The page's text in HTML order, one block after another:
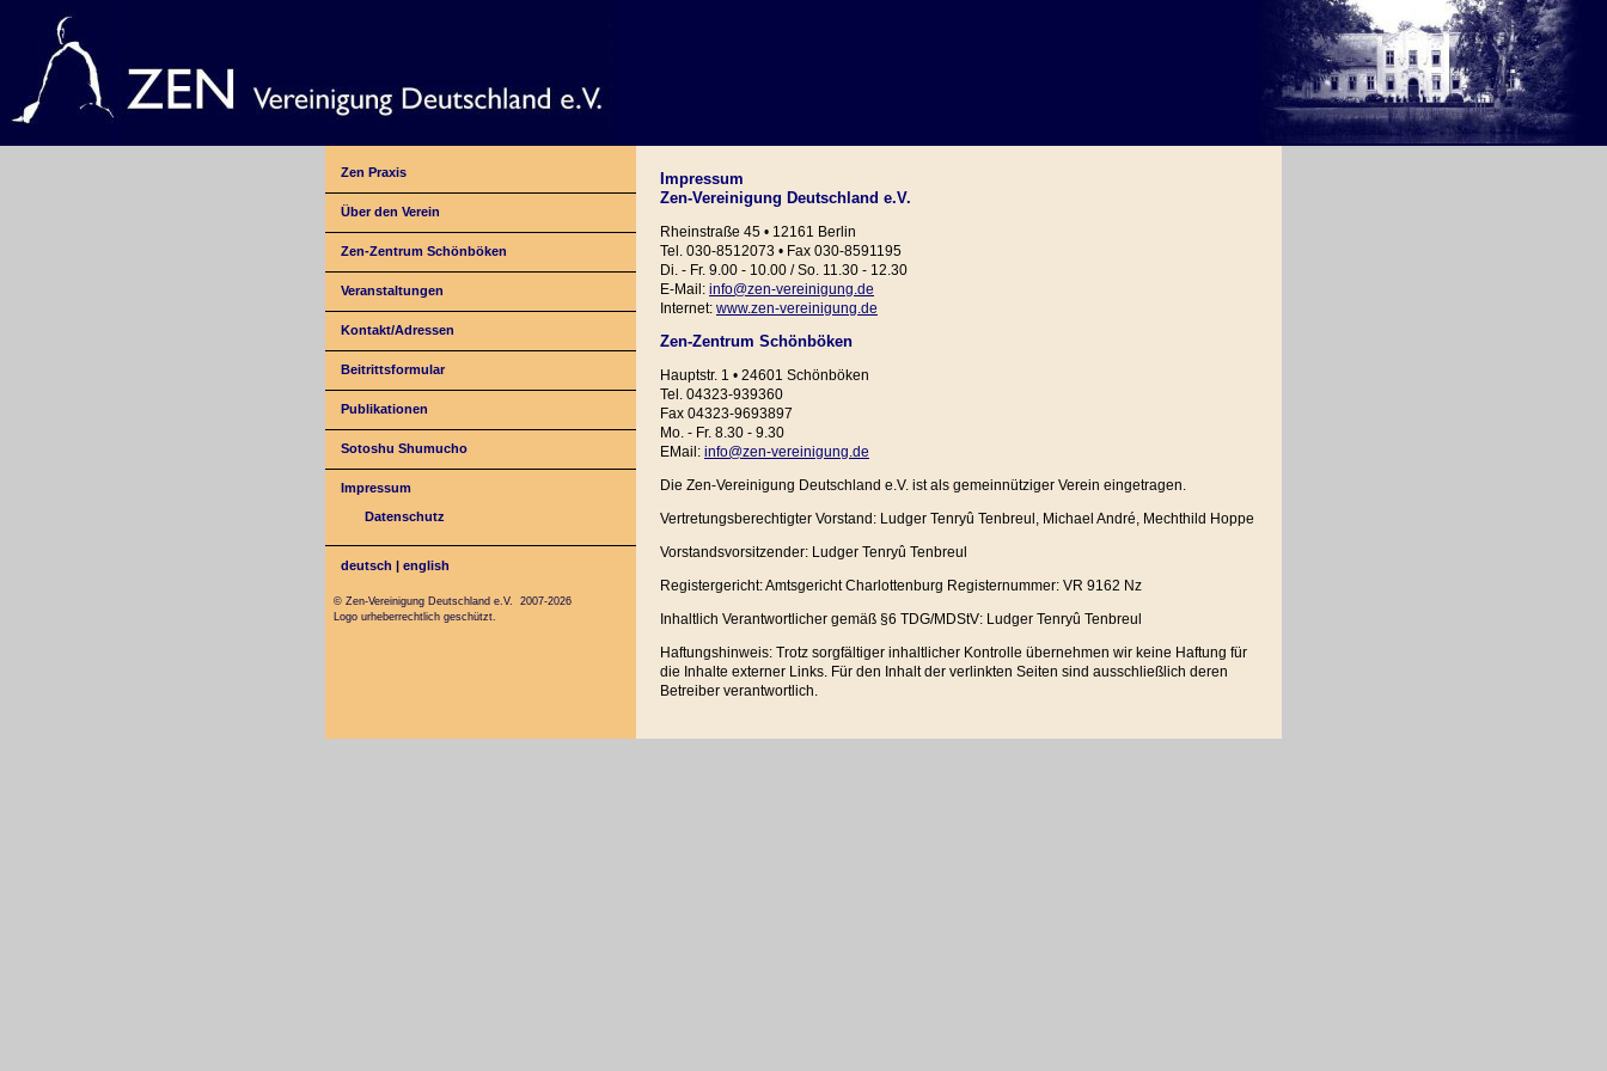
Zen Praxis
Über den Verein
Zen-Zentrum Schönböken
Veranstaltungen
Kontakt/Adressen
Beitrittsformular
Publikationen
Sotoshu Shumucho
Impressum
Datenschutz
deutsch |english
Impressum
Zen-Vereinigung Deutschland e.V.
Rheinstraße 45 • 12161 Berlin
Tel. 030-8512073 • Fax 030-8591195
Di. - Fr. 9.00 - 10.00 / So. 11.30 - 12.30
E-Mail: info@zen-vereinigung.de
Internet: www.zen-vereinigung.de
Zen-Zentrum Schönböken
Hauptstr. 1 • 24601 Schönböken
Tel. 04323-939360
Fax 04323-9693897
Mo. - Fr. 8.30 - 9.30
EMail: info@zen-vereinigung.de
Die Zen-Vereinigung Deutschland e.V. ist als gemeinnütziger Verein eingetragen.
Vertretungsberechtigter Vorstand: Ludger Tenryû Tenbreul, Michael André, Mechthild Hoppe
Vorstandsvorsitzender: Ludger Tenryû Tenbreul
Registergericht: Amtsgericht Charlottenburg Registernummer: VR 9162 Nz
Inhaltlich Verantwortlicher gemäß §6 TDG/MDStV: Ludger Tenryû Tenbreul
Haftungshinweis: Trotz sorgfältiger inhaltlicher Kontrolle übernehmen wir keine Haftung für
die Inhalte externer Links. Für den Inhalt der verlinkten Seiten sind ausschließlich deren
Betreiber verantwortlich.
© Zen-Vereinigung Deutschland e.V. 2007-2026
Logo urheberrechtlich geschützt.